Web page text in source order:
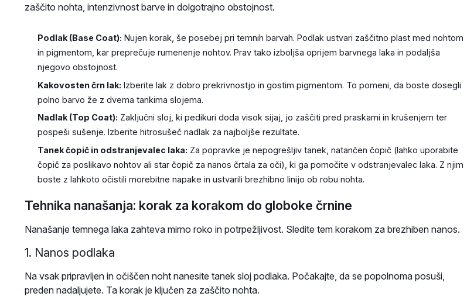
zaščito nohta, intenzivnost barve in dolgotrajno obstojnost.
Podlak (Base Coat): Nujen korak, še posebej pri temnih barvah. Podlak ustvari zaščitno plast med nohtom
in pigmentom, kar preprečuje rumenenje nohtov. Prav tako izboljša oprijem barvnega laka in podaljša
njegovo obstojnost.
Kakovosten črn lak: Izberite lak z dobro prekrivnostjo in gostim pigmentom. To pomeni, da boste dosegli
polno barvo že z dvema tankima slojema.
Nadlak (Top Coat): Zaključni sloj, ki pedikuri doda visok sijaj, jo zaščiti pred praskami in krušenjem ter
pospeši sušenje. Izberite hitrosušeč nadlak za najboljše rezultate.
Tanek čopič in odstranjevalec laka: Za popravke je nepogrešljiv tanek, natančen čopič (lahko uporabite
čopič za poslikavo nohtov ali star čopič za nanos črtala za oči), ki ga pomočite v odstranjevalec laka. Z njim
boste z lahkoto očistili morebitne napake in ustvarili brezhibno linijo ob robu nohta.
Tehnika nanašanja: korak za korakom do globoke črnine
Nanašanje temnega laka zahteva mirno roko in potrpežljivost. Sledite tem korakom za brezhiben nanos.
1. Nanos podlaka
Na vsak pripravljen in očiščen noht nanesite tanek sloj podlaka. Počakajte, da se popolnoma posuši,
preden nadaljujete. Ta korak je ključen za zaščito nohta.